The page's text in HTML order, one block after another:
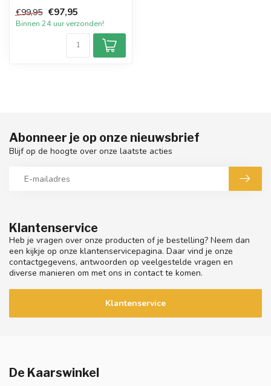
van 4 liter v...
€99,95 €97,95
Binnen 24 uur verzonden!
Klantenservice
Heb je vragen over onze producten of je bestelling? Neem dan
een kijkje op onze klantenservicepagina. Daar vind je onze
contactgegevens, antwoorden op veelgestelde vragen en
diverse manieren om met ons in contact te komen.
Klantenservice
Abonneer je op onze nieuwsbrief
Blijf op de hoogte over onze laatste acties
De Kaarswinkel